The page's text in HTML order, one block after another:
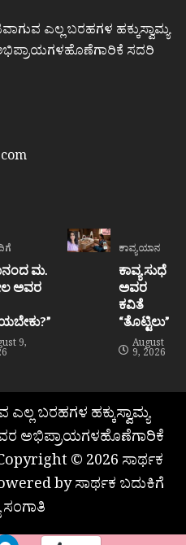
ಎಲ್ಲ ಬರಹಗಳ ಹಕ್ಕುಸ್ವಾಮ್ಯ
ಸದರಿ
ಮ.
ಅವರ
9,
ಕಾವ್ಯಯಾನ
ಕಾವ್ಯ ಸುಧೆ
ಅವರ
ಕವಿತೆ
“ತೊಟ್ಟಿಲು”
August
9, 2026
ಬರಹಗಳ ಹಕ್ಕುಸ್ವಾಮ್ಯ
ಅಭಿಪ್ರಾಯಗಳಹೊಣೆಗಾರಿಕೆ
© 2026 ಸಾರ್ಥಕ
by ಸಾರ್ಥಕ ಬದುಕಿಗೆ
ಸಂಗಾತಿ